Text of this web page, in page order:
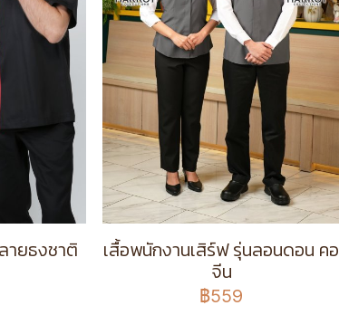
ายธงชาติ
เสื้อพนักงานเสิร์ฟ รุ่นลอนดอน คอ
จีน
฿559